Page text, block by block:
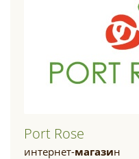
Port Rose
интернет-магазин